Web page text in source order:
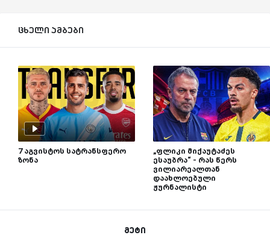
ცხელი ამბები
7 აგვისტოს სატრანსფერო
ზონა
„ფლიკი მიქაუტაძეს
ესაუბრა“ - რას წერს
ვილიარეალთან
დაახლოებული
ჟურნალისტი
მეტი